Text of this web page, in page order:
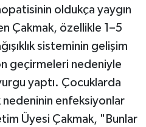
oldukça yaygın
Çakmak, özellikle 1–5
sisteminin gelişim
geçirmeleri nedeniyle
yaptı. Çocuklarda
nedeninin enfeksiyonlar
Üyesi Çakmak, "Bunlar